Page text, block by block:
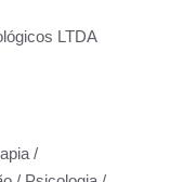
LTDA
/